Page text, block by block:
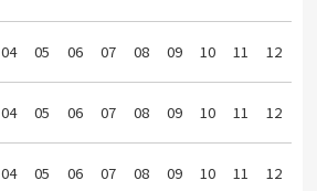
04 05 06 07 08 09 10 11 12
04 05 06 07 08 09 10 11 12
04 05 06 07 08 09 10 11 12